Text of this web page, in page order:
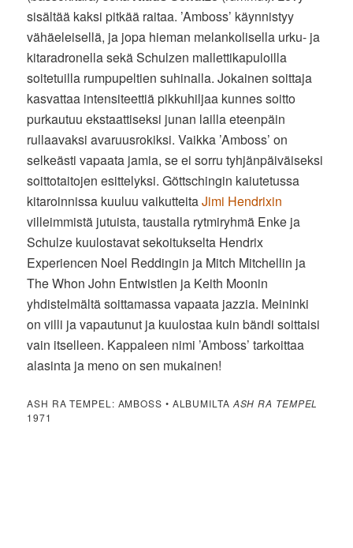
sisältää kaksi pitkää raitaa. ’Amboss’ käynnistyy
vähäeleisellä, ja jopa hieman melankolisella urku- ja
kitaradronella sekä Schulzen mallettikapuloilla
soitetuilla rumpupeltien suhinalla. Jokainen soittaja
kasvattaa intensiteettiä pikkuhiljaa kunnes soitto
purkautuu ekstaattiseksi junan lailla eteenpäin
rullaavaksi avaruusrokiksi. Vaikka ’Amboss’ on
selkeästi vapaata jamia, se ei sorru tyhjänpäiväiseksi
soittotaitojen esittelyksi. Göttschingin kaiutetussa
kitaroinnissa kuuluu vaikutteitaJimi Hendrixin
villeimmistä jutuista, taustalla rytmiryhmä Enke ja
Schulze kuulostavat sekoitukselta Hendrix
Experiencen Noel Reddingin ja Mitch Mitchellin ja
The Whon John Entwistlen ja Keith Moonin
yhdistelmältä soittamassa vapaata jazzia. Meininki
on villi ja vapautunut ja kuulostaa kuin bändi soittaisi
vain itselleen. Kappaleen nimi ’Amboss’ tarkoittaa
alasinta ja meno on sen mukainen!
ASH RA TEMPEL: AMBOSS • ALBUMILTA ASH RA TEMPEL
1971